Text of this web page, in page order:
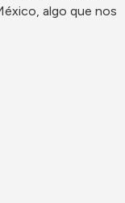
algo que nos